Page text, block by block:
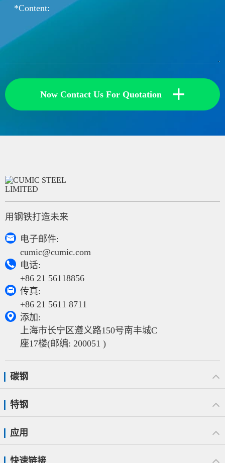
Now Contact Us For Quotation +
用钢铁打造未来

电子邮件:
cumic@cumic.com

电话:
+86 21 56118856

传真:
+86 21 5611 8711

添加:
上海市长宁区遵义路150号南丰城C
座17楼(邮编: 200051 )
碳钢
特钢
应用
快速链接